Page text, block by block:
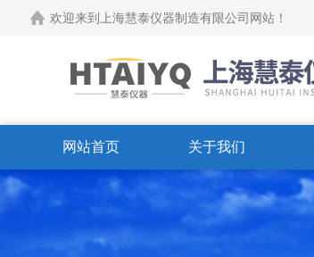
欢迎来到上海慧泰仪器制造有限公司网站！
网站首页 关于我们